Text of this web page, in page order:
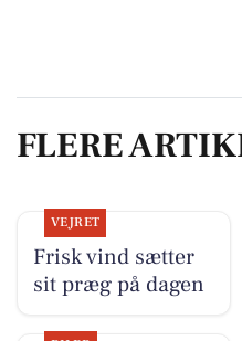
FLERE
VEJRET
Frisk vind sætter
sit præg på dagen